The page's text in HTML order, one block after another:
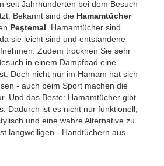
seit Jahrhunderten bei dem Besuch
Bekannt sind die Hamamtücher
Peştemal . Hamamtücher sind
sie leicht sind und entstandene
Zudem trocknen Sie sehr
in einem Dampfbad eine
Doch nicht nur im Hamam hat sich
- auch beim Sport machen die
Und das Beste: Hamamtücher gibt
Dadurch ist es nicht nur funktionell,
und eine wahre Alternative zu
langweiligen - Handtüchern aus